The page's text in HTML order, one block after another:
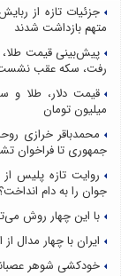
متهم بازداشت شدند
رفت، سکه عقب
میلیون تومان
محمدباقر خرازی
جمهوری تا فراخوان تشکیل لشکر ۲۵۰ هزار
روایت تازه پلیس
جوان را به دام انداخت؟
با این چهار روش
ایران با چهار مدال
خودکشی شوهر عصبانی بعد از